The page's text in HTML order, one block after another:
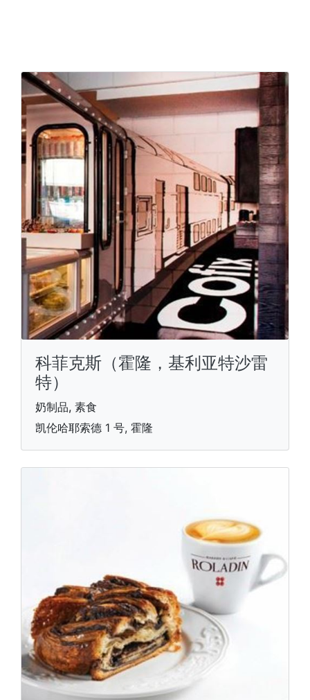
科菲克斯（霍隆，基利亚特沙雷
特）
奶制品, 素食
凯伦哈耶索德 1 号, 霍隆